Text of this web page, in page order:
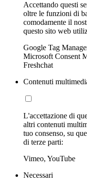
Accettando questi
oltre le funzioni di
comodamente il
questo sito web
Google Tag
Microsoft Consent
Freshchat
Contenuti
L'accettazione di
altri contenuti
tuo consenso, su
di terze parti:
Vimeo, YouTube
Necessari